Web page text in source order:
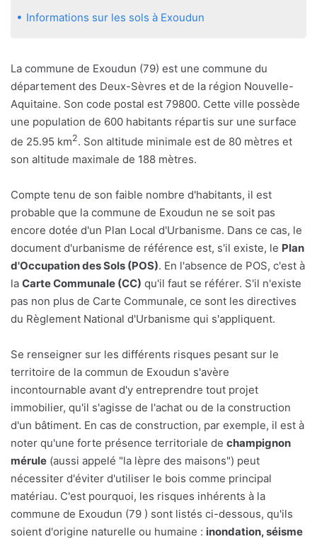
Informations sur les sols à Exoudun
La commune de Exoudun (79) est une commune du
département des Deux-Sèvres et de la région Nouvelle-
Aquitaine. Son code postal est 79800. Cette ville possède
une population de 600 habitants répartis sur une surface
de 25.95 km2. Son altitude minimale est de 80 mètres et
son altitude maximale de 188 mètres.
Compte tenu de son faible nombre d'habitants, il est
probable que la commune de Exoudun ne se soit pas
encore dotée d'un Plan Local d'Urbanisme. Dans ce cas, le
document d'urbanisme de référence est, s'il existe, le Plan
d'Occupation des Sols (POS). En l'absence de POS, c'est à
la Carte Communale (CC) qu'il faut se référer. S'il n'existe
pas non plus de Carte Communale, ce sont les directives
du Règlement National d'Urbanisme qui s'appliquent.
Se renseigner sur les différents risques pesant sur le
territoire de la commun de Exoudun s'avère
incontournable avant d'y entreprendre tout projet
immobilier, qu'il s'agisse de l'achat ou de la construction
d'un bâtiment. En cas de construction, par exemple, il est à
noter qu'une forte présence territoriale de champignon
mérule (aussi appelé "la lèpre des maisons") peut
nécessiter d'éviter d'utiliser le bois comme principal
matériau. C'est pourquoi, les risques inhérents à la
commune de Exoudun (79 ) sont listés ci-dessous, qu'ils
soient d'origine naturelle ou humaine : inondation, séisme